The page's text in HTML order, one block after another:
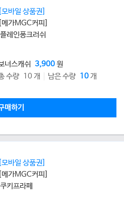
[모바일 상품권]
[메가MGC커피]
플레인퐁크러쉬
너스캐쉬 3,900원
수량 10 개
남은 수량 10개
매하기
[모바일 상품권]
[메가MGC커피]
쿠키프라페